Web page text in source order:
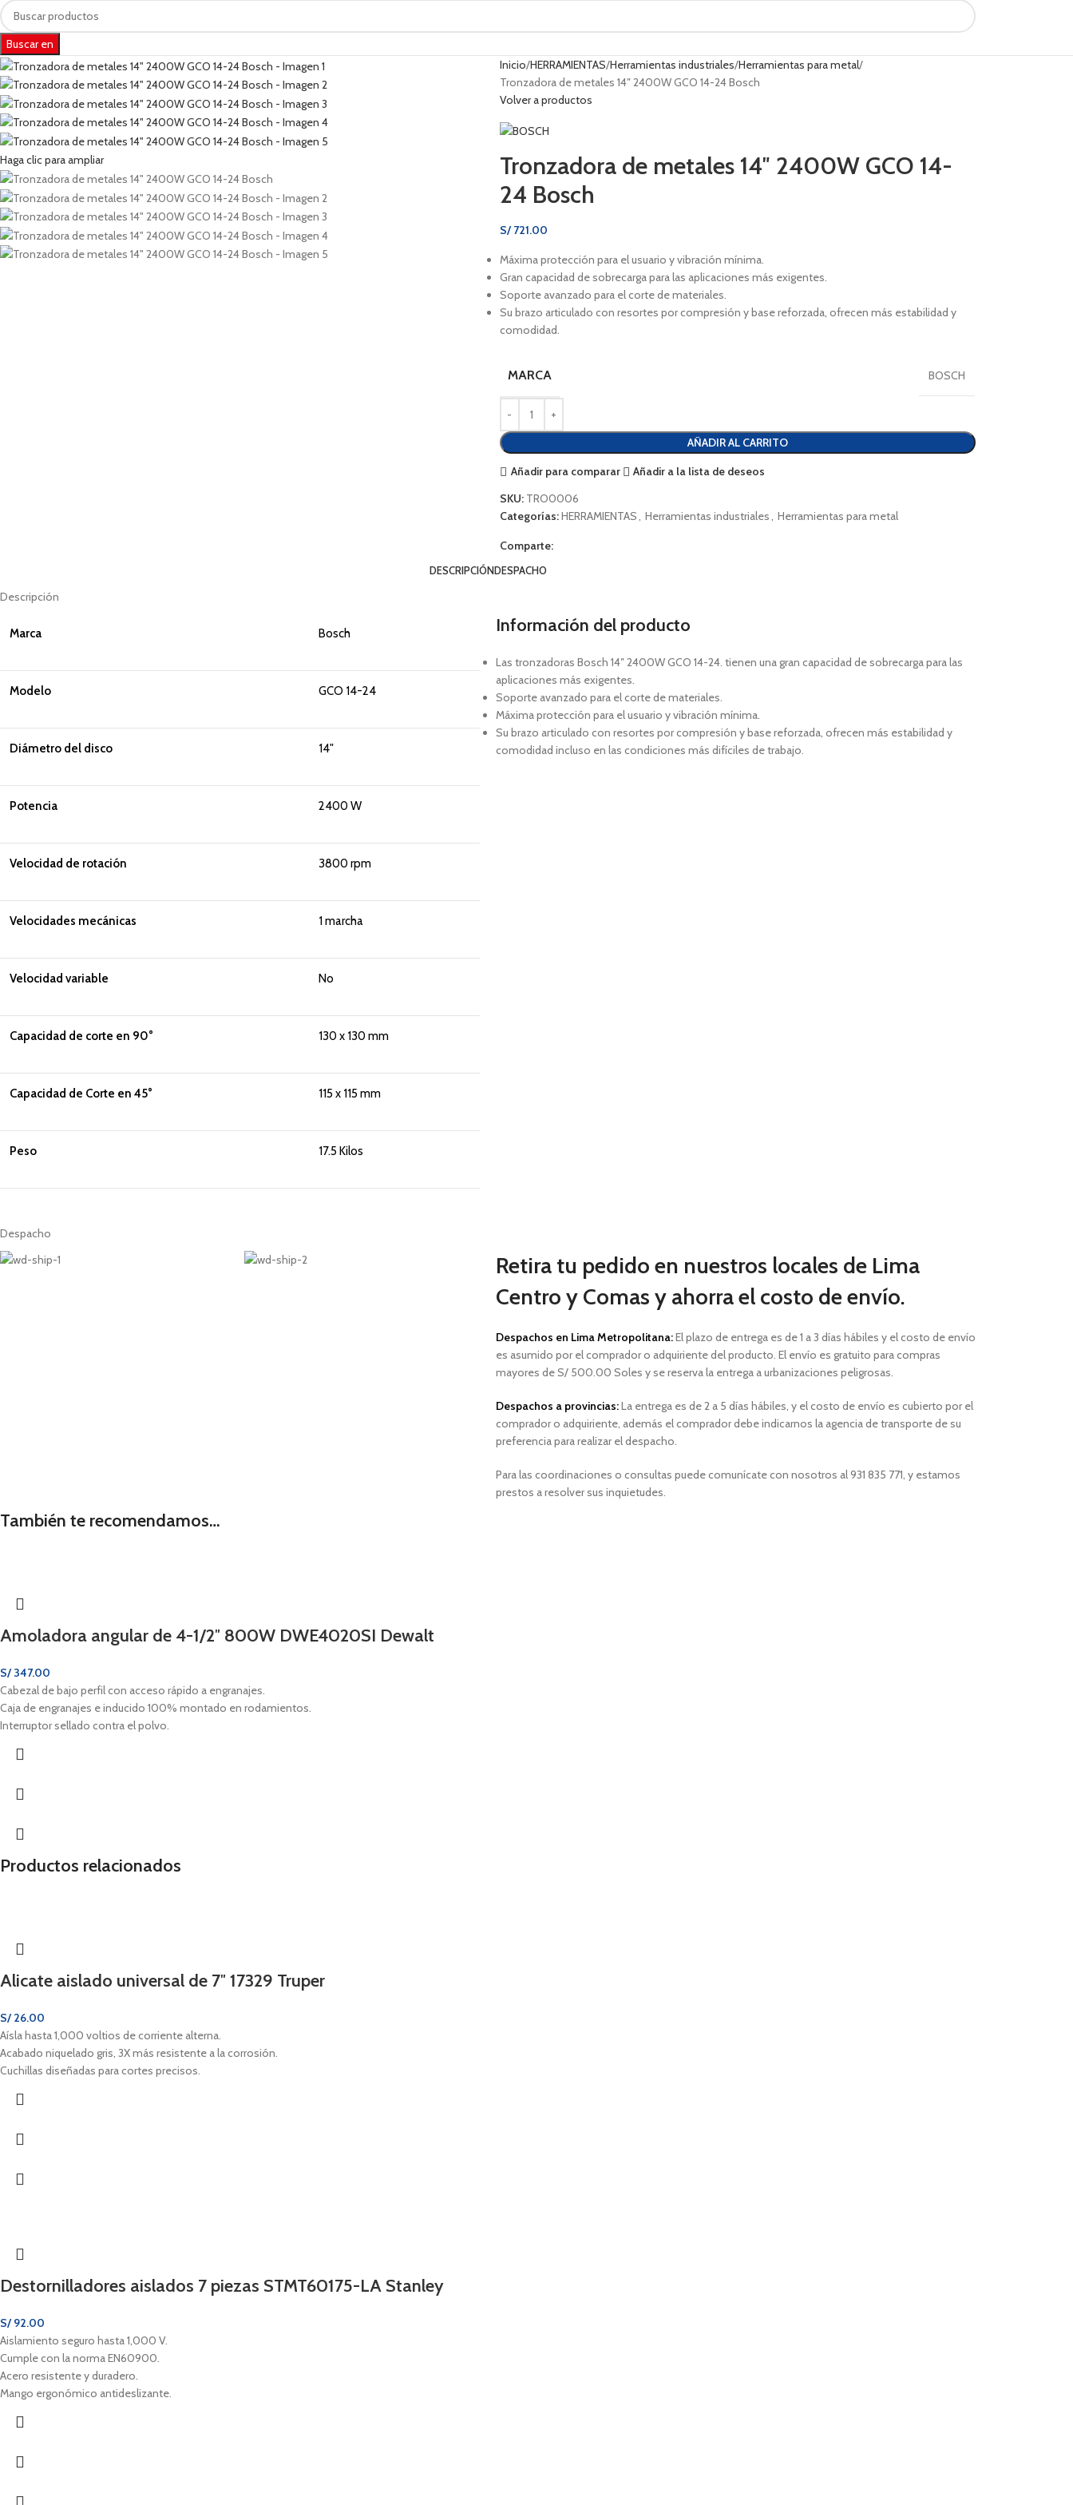
Buscar en
Haga clic para ampliar
Inicio HERRAMIENTAS Herramientas industriales Herramientas para metal
Tronzadora de metales 14″ 2400W GCO 14-24 Bosch
Volver a productos
Tronzadora de metales 14″ 2400W GCO 14-
24 Bosch
S/721.00
Máxima protección para el usuario y vibración mínima.
Gran capacidad de sobrecarga para las aplicaciones más exigentes.
Soporte avanzado para el corte de materiales.
Su brazo articulado con resortes por compresión y base reforzada, ofrecen más estabilidad y
comodidad.
MARCA BOSCH
AÑADIR AL CARRITO
Añadir para comparar
Añadir a la lista de deseos
SKU: TRO0006
Categorías:HERRAMIENTAS Herramientas industriales Herramientas para metal
Comparte:
DESCRIPCIÓNDESPACHO
Descripción
Marca Bosch
Modelo GCO 14-24
Diámetro del disco 14"
Potencia 2400 W
Velocidad de rotación 3800 rpm
Velocidades mecánicas 1 marcha
Velocidad variable No
Capacidad de corte en 90° 130 x 130 mm
Capacidad de Corte en 45° 115 x 115 mm
Peso 17.5 Kilos
Información del producto
Las tronzadoras Bosch 14″ 2400W GCO 14-24. tienen una gran capacidad de sobrecarga para las
aplicaciones más exigentes.
Soporte avanzado para el corte de materiales.
Máxima protección para el usuario y vibración mínima.
Su brazo articulado con resortes por compresión y base reforzada, ofrecen más estabilidad y
comodidad incluso en las condiciones más difíciles de trabajo.
Despacho
Retira tu pedido en nuestros locales de Lima
Centro y Comas y ahorra el costo de envío.
Despachos en Lima Metropolitana:El plazo de entrega es de 1 a 3 días hábiles y el costo de envío
es asumido por el comprador o adquiriente del producto. El envío es gratuito para compras
mayores de S/ 500.00 Soles yse reserva la entrega a urbanizaciones peligrosas.
Despachos a provincias:La entrega es de 2 a 5 días hábiles, y el costo de envío es cubierto por el
comprador o adquiriente, además el comprador debe indicarnos la agencia de transporte de su
preferencia para realizar el despacho.
Para las coordinaciones o consultas puede comunícate con nosotros al 931 835 771, y estamos
prestos a resolver sus inquietudes.
También te recomendamos…
Amoladora angular de 4-1/2″ 800W DWE4020SI Dewalt
S/ 347.00
Cabezal de bajo perfil con acceso rápido a engranajes.
Caja de engranajes e inducido 100% montado en rodamientos.
Interruptor sellado contra el polvo.
Productos relacionados
Alicate aislado universal de 7″ 17329 Truper
S/ 26.00
Aísla hasta 1,000 voltios de corriente alterna.
Acabado niquelado gris, 3X más resistente a la corrosión.
Cuchillas diseñadas para cortes precisos.
Destornilladores aislados 7 piezas STMT60175-LA Stanley
S/ 92.00
Aislamiento seguro hasta 1,000 V.
Cumple con la norma EN60900.
Acero resistente y duradero.
Mango ergonómico antideslizante.